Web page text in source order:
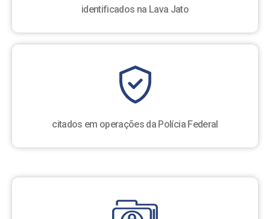
identificados na Lava Jato
citados em operações da Polícia Federal